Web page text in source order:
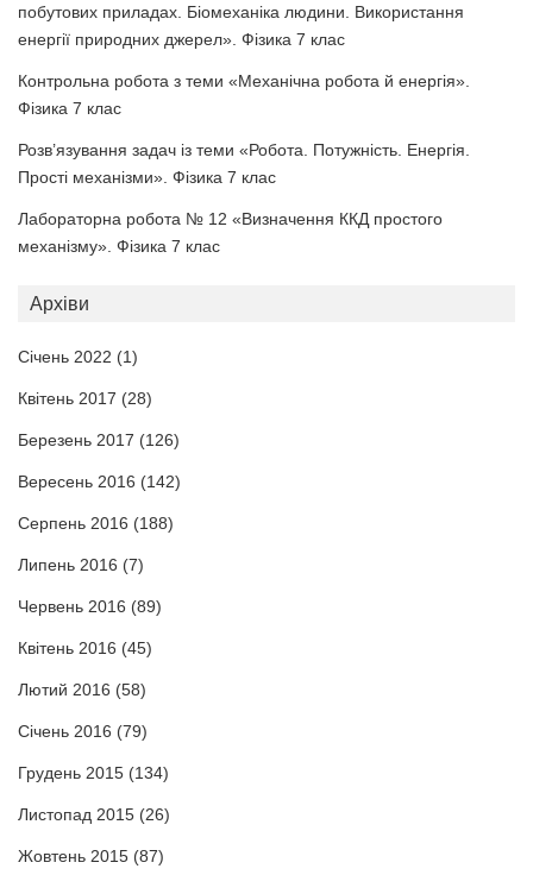
побутових приладах. Біомеханіка людини. Використання
енергії природних джерел». Фізика 7 клас
Контрольна робота з теми «Механічна робота й енергія».
Фізика 7 клас
Розв’язування задач із теми «Робота. Потужність. Енергія.
Прості механізми». Фізика 7 клас
Лабораторна робота № 12 «Визначення ККД простого
механізму». Фізика 7 клас
Архіви
Січень 2022 (1)
Квітень 2017 (28)
Березень 2017 (126)
Вересень 2016 (142)
Серпень 2016 (188)
Липень 2016 (7)
Червень 2016 (89)
Квітень 2016 (45)
Лютий 2016 (58)
Січень 2016 (79)
Грудень 2015 (134)
Листопад 2015 (26)
Жовтень 2015 (87)